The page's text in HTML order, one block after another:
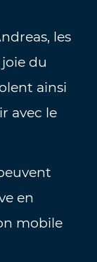
les
du
ainsi
avec le
en
mobile